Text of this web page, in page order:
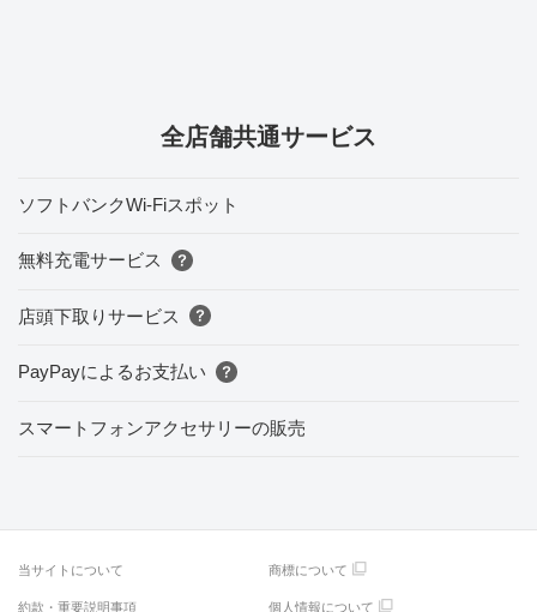
全店舗共通サービス
ソフトバンクWi-Fiスポット
無料充電サービス
店頭下取りサービス
PayPayによるお支払い
スマートフォンアクセサリーの販売
当サイトについて 商標について
約款・重要説明事項 個人情報について